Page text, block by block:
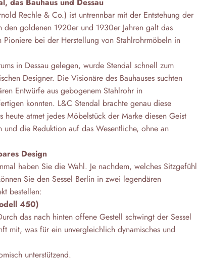
Rechle & Co.) ist untrennbar mit der Entstehung der
goldenen 1920er und 1930er Jahren galt das
Pioniere bei der Herstellung von Stahlrohrmöbeln in
in Dessau gelegen, wurde Stendal schnell zum
Designer. Die Visionäre des Bauhauses suchten
Entwürfe aus gebogenem Stahlrohr in
konnten. L&C Stendal brachte genau diese
heute atmet jedes Möbelstück der Marke diesen Geist
die Reduktion auf das Wesentliche, ohne an
Design
haben Sie die Wahl. Je nachdem, welches Sitzgefühl
Sie den Sessel Berlin in zwei legendären
bestellen:
450)
das nach hinten offene Gestell schwingt der Sessel
mit, was für ein unvergleichlich dynamisches und
unterstützend.